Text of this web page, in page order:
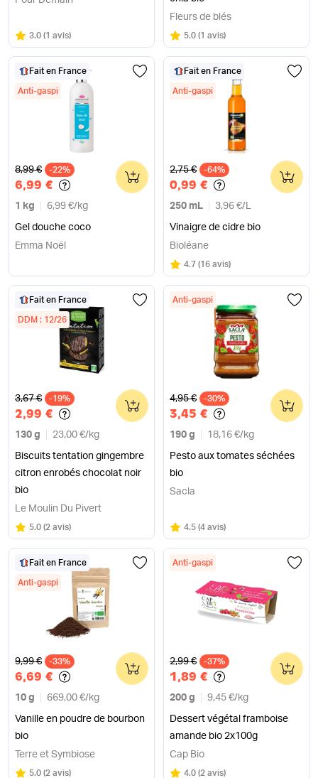
Note
3.0 sur 5
(1 avis)
Fleurs de blés
Note
5.0 sur 5
(1 avis)
Fait en France
Anti-gaspi
Ancien prix
8,99 € -22%
6,99 €
1 kg 6,99 €/ kg
Gel douche coco
0
Emma Noël
Fait en France
Anti-gaspi
Ancien prix
2,75 € -64%
0,99 €
250 mL 3,96 €/ L
Vinaigre de cidre bio
0
Bioléane
Note
4.7 sur 5
(16 avis)
Fait en France
DDM : 12/26
Ancien prix
3,67 € -19%
2,99 €
130 g 23,00 €/ kg
Biscuits tentation gingembre
citron enrobés chocolat noir
bio
0
Le Moulin Du Pivert
Note
5.0 sur 5
(2 avis)
Anti-gaspi
Ancien prix
4,95 € -30%
3,45 €
190 g 18,16 €/ kg
Pesto aux tomates séchées
bio
0
Sacla
Note
4.5 sur 5
(4 avis)
Fait en France
Anti-gaspi
Ancien prix
9,99 € -33%
6,69 €
10 g 669,00 €/ kg
Vanille en poudre de bourbon
bio
0
Terre et Symbiose
Note
5.0 sur 5
(2 avis)
Anti-gaspi
Ancien prix
2,99 € -37%
1,89 €
200 g 9,45 €/ kg
Dessert végétal framboise
amande bio 2x100g
0
Cap Bio
Note
4.0 sur 5
(2 avis)